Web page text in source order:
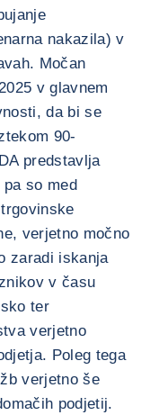
nakazila) v
Močan
v glavnem
da bi se
90-
predstavlja
so med
verjetno močno
zaradi iskanja
v času
ter
verjetno
Poleg tega
verjetno še
podjetij.